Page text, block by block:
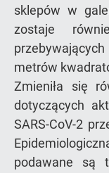
sklepów w
zostaje
metrów
Zmieniła się
dotyczących
SARS-CoV-2
podawane są